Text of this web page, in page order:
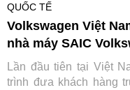
QUỐC TẾ
Volkswagen Việt
nhà máy SAIC
Lần đầu tiên tại Việt
trình đưa khách hàng